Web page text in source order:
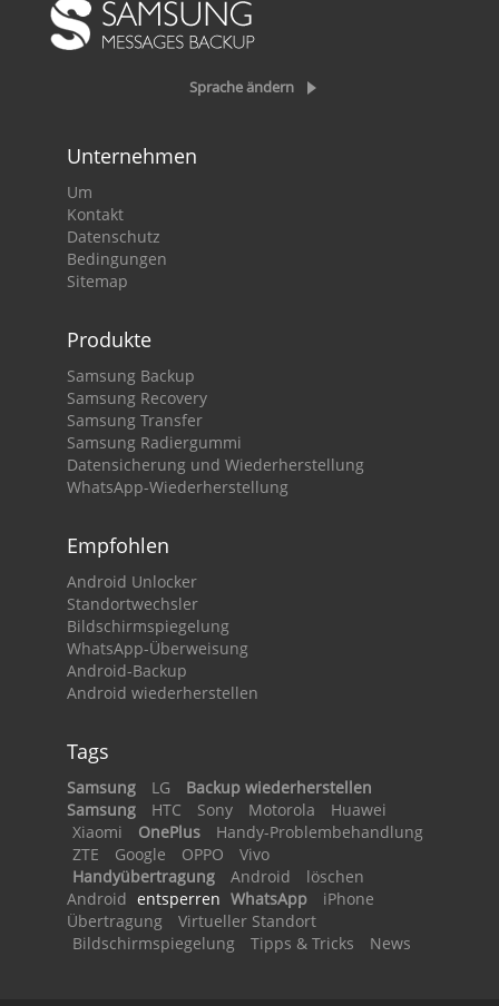
Sprache ändern
Unternehmen
Um
Kontakt
Datenschutz
Bedingungen
Sitemap
Produkte
Samsung Backup
Samsung Recovery
Samsung Transfer
Samsung Radiergummi
Datensicherung und Wiederherstellung
WhatsApp-Wiederherstellung
Empfohlen
Android Unlocker
Standortwechsler
Bildschirmspiegelung
WhatsApp-Überweisung
Android-Backup
Android wiederherstellen
Tags
Samsung LG
Backup wiederherstellen
Samsung
HTC Sony Motorola
Huawei
Xiaomi
OnePlus
Handy-Problembehandlung
ZTE
Google OPPO
Vivo
Handyübertragung
Android
löschen
Android entsperren WhatsApp
iPhone
Übertragung
Virtueller Standort
Bildschirmspiegelung
Tipps & Tricks News